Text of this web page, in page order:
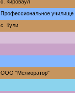
с. Кироваул
Профессиональное училище
с. Кули
ООО "Мелиоратор"